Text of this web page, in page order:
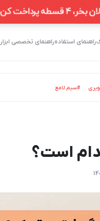
راهنمای استفادهراهنمای تخصصی ابزار
#سیم لامع
است؟